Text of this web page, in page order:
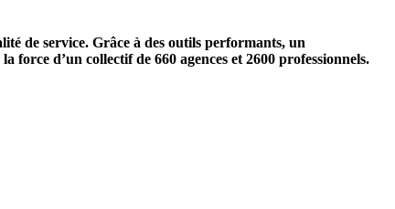
de service. Grâce à des outils performants, un
force d’un collectif de 660 agences et 2600 professionnels.